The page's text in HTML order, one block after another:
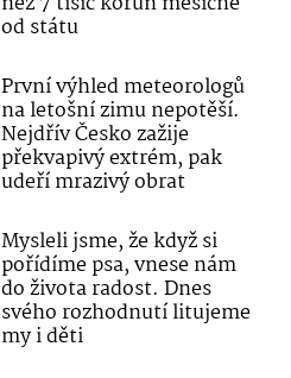
od státu
První výhled meteorologů
na letošní zimu nepotěší.
Nejdřív Česko zažije
překvapivý extrém, pak
udeří mrazivý obrat
Mysleli jsme, že když si
pořídíme psa, vnese nám
do života radost. Dnes
svého rozhodnutí litujeme
my i děti